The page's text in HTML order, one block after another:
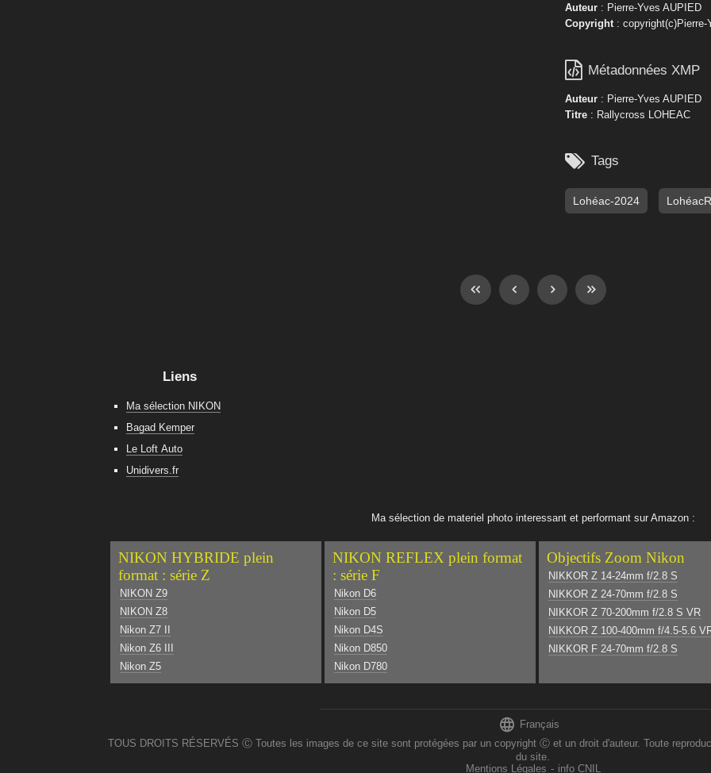
Auteur : Pierre-Yves AUPIED
Copyright : copyright(c)Pierre-
 Métadonnées XMP
Auteur : Pierre-Yves AUPIED
Titre : Rallycross LOHEAC
 Tags
Lohéac-2024
Liens
Ma sélection NIKON
Bagad Kemper
Le Loft Auto
Unidivers.fr
Ma sélection de materiel photo interessant et performant sur Amazon :
NIKON HYBRIDE plein
format : série Z
NIKON Z9
NIKON Z8
Nikon Z7 II
Nikon Z6 III
Nikon Z5
NIKON REFLEX plein format
: série F
Nikon D6
Nikon D5
Nikon D4S
Nikon D850
Nikon D780
Objectifs Zoom Nikon
NIKKOR Z 14-24mm f/2.8 S
NIKKOR Z 24-70mm f/2.8 S
NIKKOR Z 70-200mm f/2.8 S VR
NIKKOR Z 100-400mm f/4.5-5.6
NIKKOR F 24-70mm f/2.8 S
 Français
TOUS DROITS RÉSERVÉS Ⓒ Toutes les images de ce site sont protégées par un copyright Ⓒ et un droit d'auteur. Toute
du site.
Mentions Légales - info CNIL